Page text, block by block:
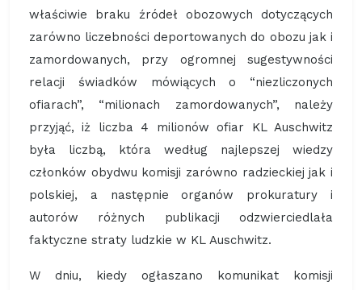
właściwie braku źródeł obozowych dotyczących
zarówno liczebności deportowanych do obozu jak i
zamordowanych, przy ogromnej sugestywności
relacji świadków mówiących o “niezliczonych
ofiarach”, “milionach zamordowanych”, należy
przyjąć, iż liczba 4 milionów ofiar KL Auschwitz
była liczbą, która według najlepszej wiedzy
członków obydwu komisji zarówno radzieckiej jak i
polskiej, a następnie organów prokuratury i
autorów różnych publikacji odzwierciedlała
faktyczne straty ludzkie w KL Auschwitz.
W dniu, kiedy ogłaszano komunikat komisji